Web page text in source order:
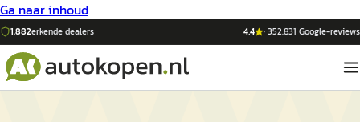
Ga naar inhoud
1.882erkende dealers 4,4 ·352.831 Google-reviews